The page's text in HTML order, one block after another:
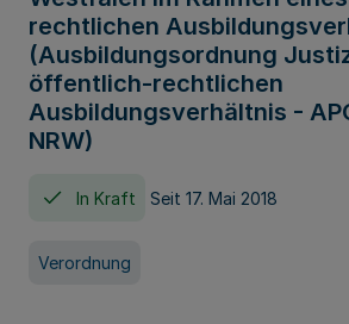
rechtlichen
(Ausbildungsordnung
öffentlich-rechtlichen
Ausbildungsverhältnis -
NRW)
In Kraft Seit 17. Mai 2018
Verordnung